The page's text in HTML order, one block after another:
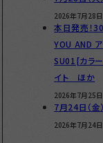
2026年7月28日
本日発売！
YOU AND ア
SU01[カラ
イト ほか
2026年7月25日
7月24日（金
2026年7月24日